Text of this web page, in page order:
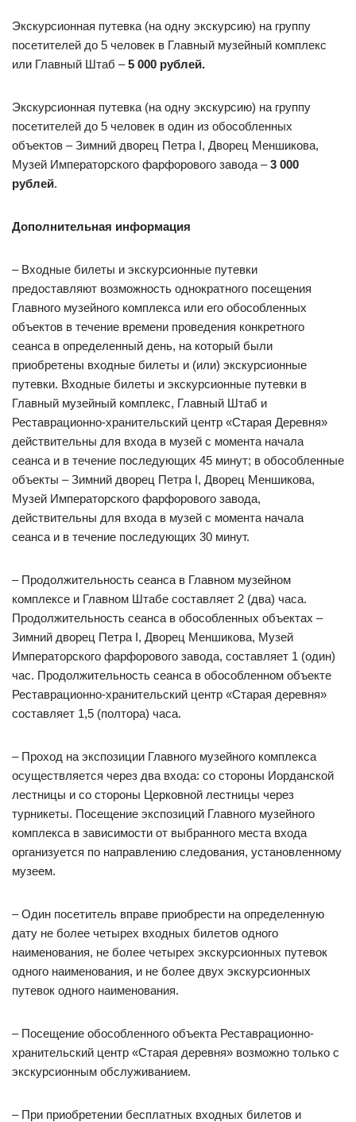
Экскурсионная путевка (на одну экскурсию) на группу
посетителей до 5 человек в Главный музейный комплекс
или Главный Штаб –5 000 рублей.
Экскурсионная путевка (на одну экскурсию) на группу
посетителей до 5 человек в один из обособленных
объектов – Зимний дворец Петра I, Дворец Меншикова,
Музей Императорского фарфорового завода –3 000
рублей.
Дополнительная информация
– Входные билеты и экскурсионные путевки
предоставляют возможность однократного посещения
Главного музейного комплекса или его обособленных
объектов в течение времени проведения конкретного
сеанса в определенный день, на который были
приобретены входные билеты и (или) экскурсионные
путевки. Входные билеты и экскурсионные путевки в
Главный музейный комплекс, Главный Штаб и
Реставрационно-хранительский центр «Старая Деревня»
действительны для входа в музей с момента начала
сеанса и в течение последующих 45 минут; в обособленные
объекты – Зимний дворец Петра I, Дворец Меншикова,
Музей Императорского фарфорового завода,
действительны для входа в музей с момента начала
сеанса и в течение последующих 30 минут.
– Продолжительность сеанса в Главном музейном
комплексе и Главном Штабе составляет 2 (два) часа.
Продолжительность сеанса в обособленных объектах –
Зимний дворец Петра I, Дворец Меншикова, Музей
Императорского фарфорового завода, составляет 1 (один)
час. Продолжительность сеанса в обособленном объекте
Реставрационно-хранительский центр «Старая деревня»
составляет 1,5 (полтора) часа.
– Проход на экспозиции Главного музейного комплекса
осуществляется через два входа: со стороны Иорданской
лестницы и со стороны Церковной лестницы через
турникеты. Посещение экспозиций Главного музейного
комплекса в зависимости от выбранного места входа
организуется по направлению следования, установленному
музеем.
– Один посетитель вправе приобрести на определенную
дату не более четырех входных билетов одного
наименования, не более четырех экскурсионных путевок
одного наименования, и не более двух экскурсионных
путевок одного наименования.
– Посещение обособленного объекта Реставрационно-
хранительский центр «Старая деревня» возможно только с
экскурсионным обслуживанием.
– При приобретении бесплатных входных билетов и